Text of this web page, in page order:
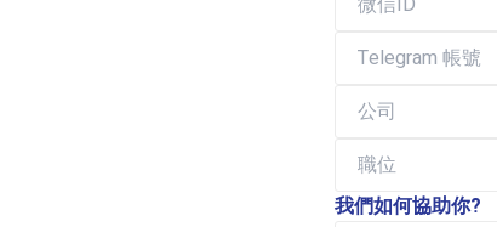
我們如何協助你?